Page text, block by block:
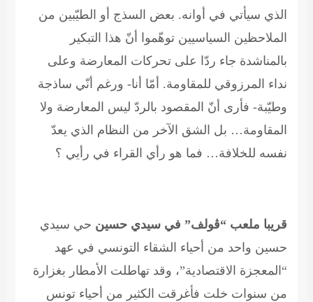
الذي سيأتي في أوانه. بعض السذج أو الطيّبين من
الملاحظين السياسيين توهّموا أنّ هذا التبكير
بالمناشدة جاء ردّا على تحركات المعارضة وعلى
نداء المرزوقي للمقاومة. أمّا أنا- ورغم أنّي ساذجة
وطيّبة- فأرى أنّ المقصود بالردّ ليس المعارضة ولا
المقاومة… بل الشق الآخر من النظام الذي يعدّ
نفسه للخلافة… فما هو رأي القراء في رأيي ؟
قريبا ملعب “ڤولف” في سيدي حسين حي سيدي
حسين واحد من أحياء الشقاء التونسي في عهد
“المعجزة الاقتصادية”، وقد تهاطلت الأمطار بغزارة
من سنوات خلت فأغرقت الكثير من أحياء تونس